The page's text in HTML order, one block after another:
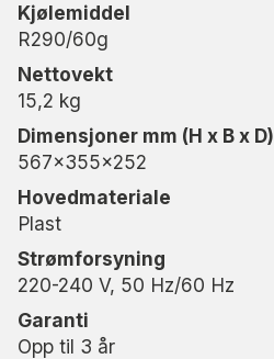
Kjølemiddel
R290/60g
Nettovekt
15,2 kg
Dimensjoner mm (H x B x D)
567x355x252
Hovedmateriale
Plast
Strømforsyning
220-240 V, 50 Hz/60 Hz
Garanti
Opp til 3 år